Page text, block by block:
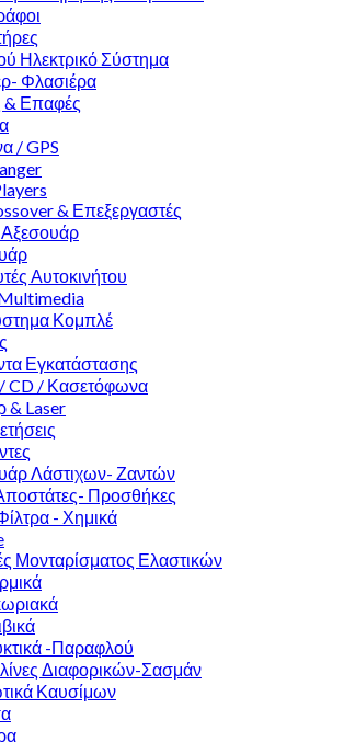
Ηλεκτρικό Σύστημα
Φλασιέρα
& Επαφές
/ GPS
& Επεξεργαστές
Αξεσουάρ
Αυτοκινήτου
Κομπλέ
Εγκατάστασης
CD / Κασετόφωνα
& Laser
Λάστιχων- Ζαντών
Προσθήκες
- Χημικά
Μονταρίσματος Ελαστικών
-Παραφλού
Διαφορικών-Σασμάν
Καυσίμων